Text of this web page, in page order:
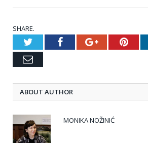
SHARE.
TwitterFacebookGoogle+
Email
ABOUT AUTHOR
MONIKA NOŽINIĆ